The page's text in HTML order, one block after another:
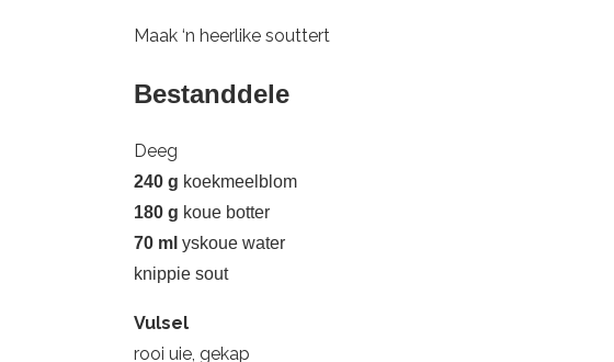
Maak ‘n heerlike souttert
Bestanddele
Deeg
240 g koekmeelblom
180 g koue botter
70 ml yskoue water
knippie sout
Vulsel
rooi uie, gekap